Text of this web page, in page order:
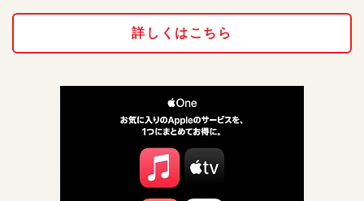
詳しくはこちら